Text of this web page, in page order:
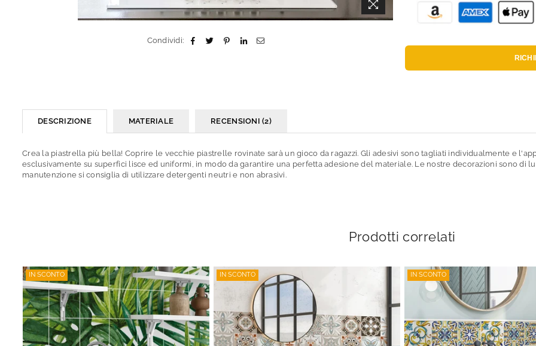
Condividi:
DESCRIZIONE MATERIALE RECENSIONI (2)
Crea la piastrella più bella! Coprire le vecchie piastrelle rovinate sarà un gioco da ragazzi. Gli adesivi sono tagliati individualmente e
esclusivamente su superfici lisce ed uniformi, in modo da garantire una perfetta adesione del materiale. Le nostre decorazioni sono di
manutenzione si consiglia di utilizzare detergenti neutri e non abrasivi.
Prodotti correlati
IN SCONTO IN SCONTO IN SCONTO